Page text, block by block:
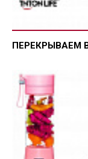
ПЕРЕКРЫВАЕМ